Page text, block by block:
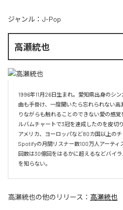
ジャンル： J-Pop
高瀬統也
1996年11月26日生まれ。愛知県出身のシ
曲も手掛け、一度聞いたら忘れられない
りながらも触れることのできない愛の感
ルバムチャートで3冠を達成したのを皮切
アメリカ、ヨーロッパなど80カ国以上のチ
Spotifyの月間リスナー数100万人アーティ
回数は30億回をはるかに超えるなどバイ
を知らない。
高瀬統也の他のリリース： 高瀬統也